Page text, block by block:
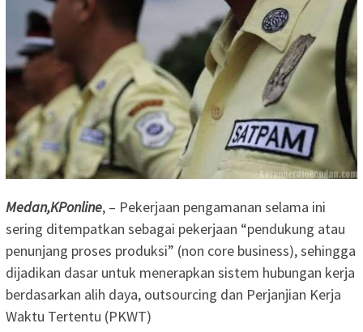
Medan,KPonline, – Pekerjaan pengamanan selama ini
sering ditempatkan sebagai pekerjaan “pendukung atau
penunjang proses produksi” (non core business), sehingga
dijadikan dasar untuk menerapkan sistem hubungan kerja
berdasarkan alih daya, outsourcing dan Perjanjian Kerja
Waktu Tertentu (PKWT)